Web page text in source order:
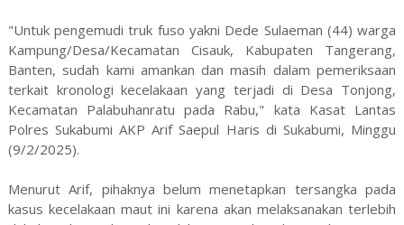
"Untuk pengemudi truk fuso yakni Dede Sulaeman (44) warga
Kampung/Desa/Kecamatan Cisauk, Kabupaten Tangerang,
Banten, sudah kami amankan dan masih dalam pemeriksaan
terkait kronologi kecelakaan yang terjadi di Desa Tonjong,
Kecamatan Palabuhanratu pada Rabu," kata Kasat Lantas
Polres Sukabumi AKP Arif Saepul Haris di Sukabumi, Minggu
(9/2/2025).
Menurut Arif, pihaknya belum menetapkan tersangka pada
kasus kecelakaan maut ini karena akan melaksanakan terlebih